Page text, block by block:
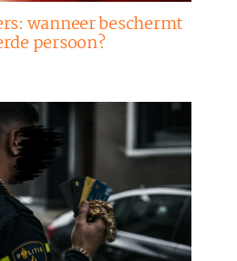
wanneer beschermt
persoon?